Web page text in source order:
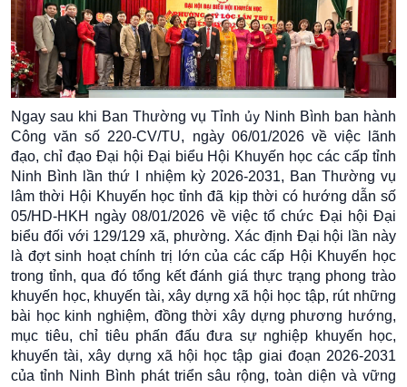
Ngay sau khi Ban Thường vụ Tỉnh ủy Ninh Bình ban hành
Công văn số 220-CV/TU, ngày 06/01/2026 về việc lãnh
đạo, chỉ đạo Đại hội Đại biểu Hội Khuyến học các cấp tỉnh
Ninh Bình lần thứ I nhiệm kỳ 2026-2031, Ban Thường vụ
lâm thời Hội Khuyến học tỉnh đã kịp thời có hướng dẫn số
05/HD-HKH ngày 08/01/2026 về việc tổ chức Đại hội Đại
biểu đối với 129/129 xã, phường. Xác định Đại hội lần này
là đợt sinh hoạt chính trị lớn của các cấp Hội Khuyến học
trong tỉnh, qua đó tổng kết đánh giá thực trạng phong trào
khuyến học, khuyến tài, xây dựng xã hội học tập, rút những
bài học kinh nghiệm, đồng thời xây dựng phương hướng,
mục tiêu, chỉ tiêu phấn đấu đưa sự nghiệp khuyến học,
khuyến tài, xây dựng xã hội học tập giai đoạn 2026-2031
của tỉnh Ninh Bình phát triển sâu rộng, toàn diện và vững